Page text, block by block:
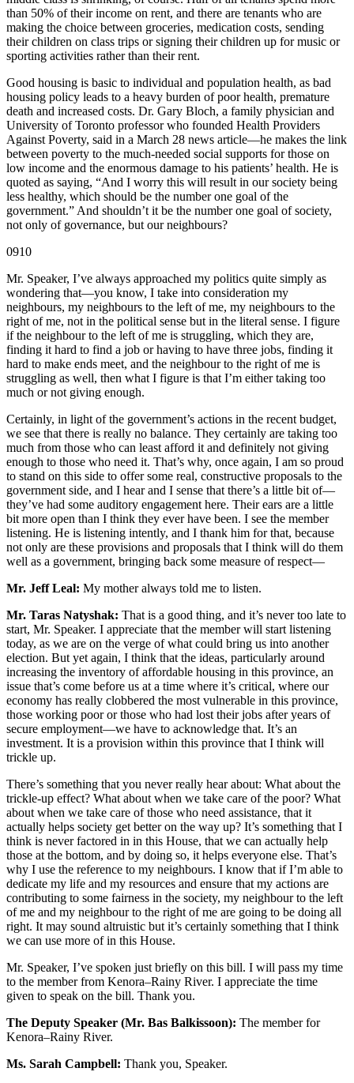
than 50% of their income on rent, and there are tenants who are
making the choice between groceries, medication costs, sending
their children on class trips or signing their children up for music or
sporting activities rather than their rent.
Good housing is basic to individual and population health, as bad
housing policy leads to a heavy burden of poor health, premature
death and increased costs. Dr. Gary Bloch, a family physician and
University of Toronto professor who founded Health Providers
Against Poverty, said in a March 28 news article—he makes the link
between poverty to the much-needed social supports for those on
low income and the enormous damage to his patients’ health. He is
quoted as saying, “And I worry this will result in our society being
less healthy, which should be the number one goal of the
government.” And shouldn’t it be the number one goal of society,
not only of governance, but our neighbours?
0910
Mr. Speaker, I’ve always approached my politics quite simply as
wondering that—you know, I take into consideration my
neighbours, my neighbours to the left of me, my neighbours to the
right of me, not in the political sense but in the literal sense. I figure
if the neighbour to the left of me is struggling, which they are,
finding it hard to find a job or having to have three jobs, finding it
hard to make ends meet, and the neighbour to the right of me is
struggling as well, then what I figure is that I’m either taking too
much or not giving enough.
Certainly, in light of the government’s actions in the recent budget,
we see that there is really no balance. They certainly are taking too
much from those who can least afford it and definitely not giving
enough to those who need it. That’s why, once again, I am so proud
to stand on this side to offer some real, constructive proposals to the
government side, and I hear and I sense that there’s a little bit of—
they’ve had some auditory engagement here. Their ears are a little
bit more open than I think they ever have been. I see the member
listening. He is listening intently, and I thank him for that, because
not only are these provisions and proposals that I think will do them
well as a government, bringing back some measure of respect—
Mr. Jeff Leal: My mother always told me to listen.
Mr. Taras Natyshak: That is a good thing, and it’s never too late to
start, Mr. Speaker. I appreciate that the member will start listening
today, as we are on the verge of what could bring us into another
election. But yet again, I think that the ideas, particularly around
increasing the inventory of affordable housing in this province, an
issue that’s come before us at a time where it’s critical, where our
economy has really clobbered the most vulnerable in this province,
those working poor or those who had lost their jobs after years of
secure employment—we have to acknowledge that. It’s an
investment. It is a provision within this province that I think will
trickle up.
There’s something that you never really hear about: What about the
trickle-up effect? What about when we take care of the poor? What
about when we take care of those who need assistance, that it
actually helps society get better on the way up? It’s something that I
think is never factored in in this House, that we can actually help
those at the bottom, and by doing so, it helps everyone else. That’s
why I use the reference to my neighbours. I know that if I’m able to
dedicate my life and my resources and ensure that my actions are
contributing to some fairness in the society, my neighbour to the left
of me and my neighbour to the right of me are going to be doing all
right. It may sound altruistic but it’s certainly something that I think
we can use more of in this House.
Mr. Speaker, I’ve spoken just briefly on this bill. I will pass my time
to the member from Kenora–Rainy River. I appreciate the time
given to speak on the bill. Thank you.
The Deputy Speaker (Mr. Bas Balkissoon): The member for
Kenora–Rainy River.
Ms. Sarah Campbell: Thank you, Speaker.